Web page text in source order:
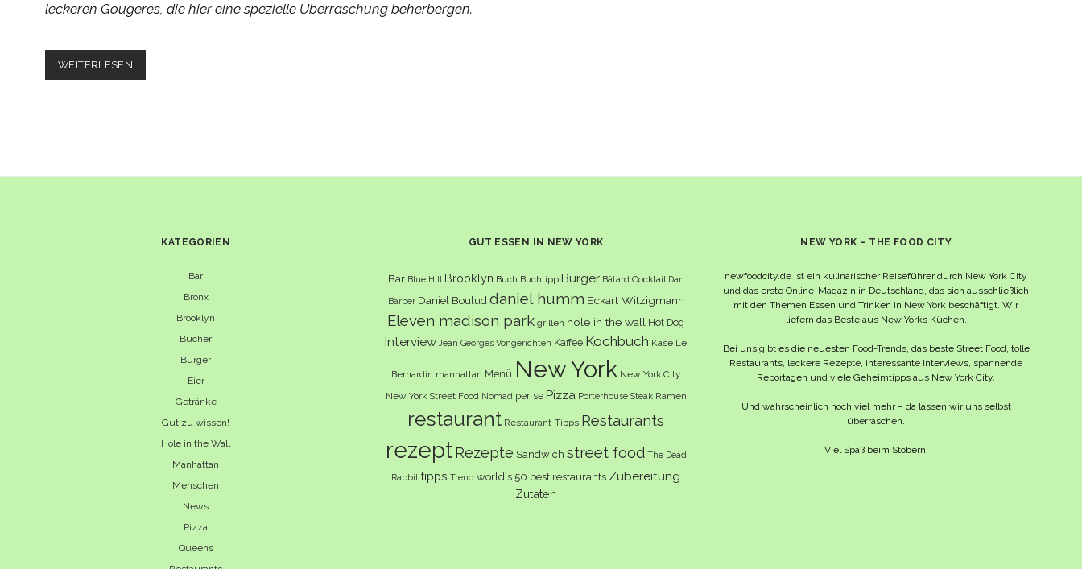
leckeren Gougeres, die hier eine spezielle Überraschung beherbergen.
WEITERLESEN
GOUGERES
KATEGORIEN
Bar
Bronx
Brooklyn
Bücher
Burger
Eier
Getränke
Gut zu wissen!
Hole in the Wall
Manhattan
Menschen
News
Pizza
Queens
GUT ESSEN IN NEW YORK
Bar Blue Hill Brooklyn Buch Buchtipp Burger Bâtard Cocktail Dan
Barber Daniel Boulud daniel humm Eckart Witzigmann
Eleven madison park grillen hole in the wall Hot Dog
Interview Jean Georges Vongerichten Kaffee Kochbuch Käse Le
Bernardin manhattan Menü New York New York City
New York Street Food Nomad per se Pizza Porterhouse Steak Ramen
restaurant Restaurant-Tipps Restaurants
rezept Rezepte Sandwich street food The Dead
Rabbit tipps Trend world´s 50 best restaurants Zubereitung
Zutaten
NEW YORK – THE FOOD CITY
newfoodcity.de ist ein kulinarischer Reiseführer durch New York City
und das erste Online-Magazin in Deutschland, das sich ausschließlich
mit den Themen Essen und Trinken in New York beschäftigt. Wir
liefern das Beste aus New Yorks Küchen.
Bei uns gibt es die neuesten Food-Trends, das beste Street Food, tolle
Restaurants, leckere Rezepte, interessante Interviews, spannende
Reportagen und viele Geheimtipps aus New York City.
Und wahrscheinlich noch viel mehr – da lassen wir uns selbst
überraschen.
Viel Spaß beim Stöbern!